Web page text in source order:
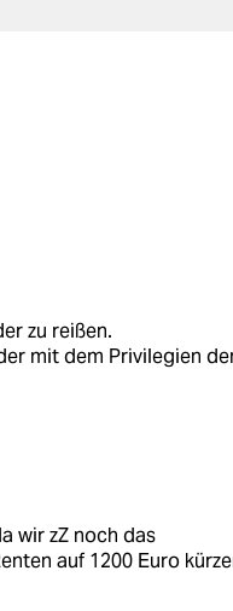
zu reißen.
mit dem Privilegien
wir zZ noch das
auf 1200 Euro